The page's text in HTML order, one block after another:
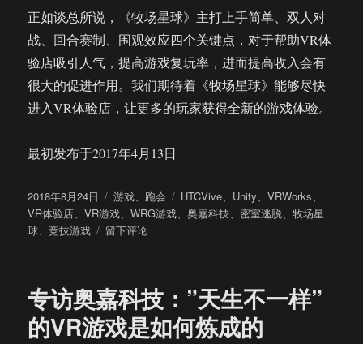
正如谈总所说，《牧场星球》主打上手简单、双人对
战、回合赛制、围观效应四个关键点，对于帮助VR体
验店吸引人气，提高游戏复玩率，进而提高收入会有
很大的促进作用。我们期待着《牧场星球》能够尽快
进入VR体验店，让更多的玩家获得全新的游戏体验。
最初发布于2017年4月13日
发
布
于
2018年8月24日
分
类
游戏、 跑会
标
签
HTCVive、 Unity、VRWorks、
VR体验店、VR游戏、WRG游戏、奥嘉科技、 密室逃脱、牧场星
球、竞技游戏
于
验
店
量
留下评论
专访奥嘉科技：”天生不一样”
的VR游戏是如何炼成的